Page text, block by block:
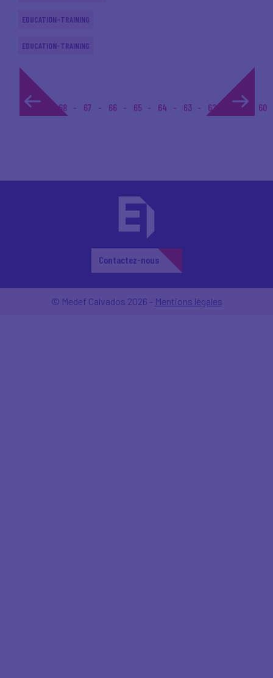
EDUCATION-TRAINING
EDUCATION-TRAINING
1... 68 67 66 65 64 63 62 60
Contactez-nous
© Medef Calvados 2026 - Mentions légales